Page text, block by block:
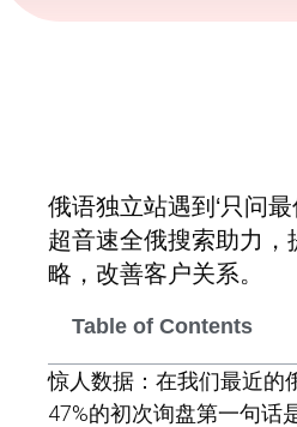
俄语独立站遇到‘只问最
超音速全俄搜索助力，
略，改善客户关系。
Table of Contents
惊人数据： 在我们最近的
47%的初次询盘第一句话